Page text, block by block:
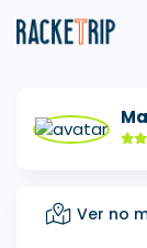
Ver no